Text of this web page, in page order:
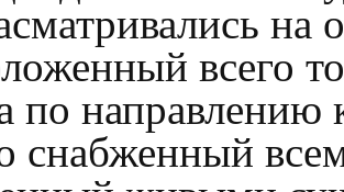
всего
по направлению
снабженный